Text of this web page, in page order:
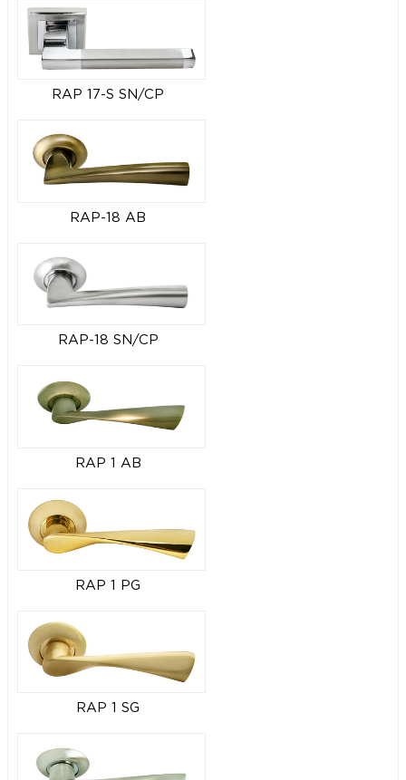
RAP 17-S SN/CP
RAP-18 AB
RAP-18 SN/CP
RAP 1 AB
RAP 1 PG
RAP 1 SG